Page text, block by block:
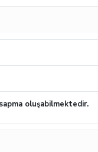
oluşabilmektedir.